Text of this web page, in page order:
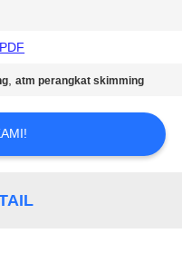
,atm perangkat skimming